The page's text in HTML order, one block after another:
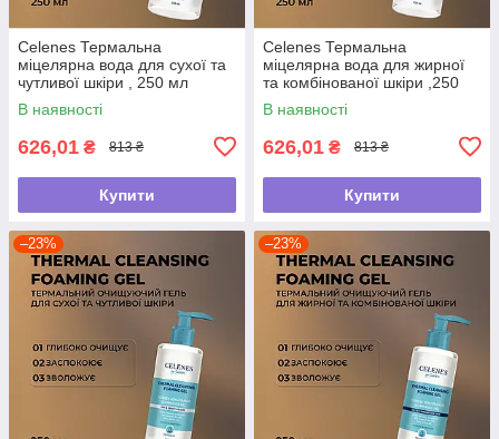
Celenes Термальна
міцелярна вода для сухої та
чутливої шкіри , 250 мл
В наявності
626,01 ₴ 813 ₴
Купити
Celenes Термальна
міцелярна вода для жирної
та комбінованої шкіри ,250
мл
В наявності
626,01 ₴ 813 ₴
Купити
–23% –23%